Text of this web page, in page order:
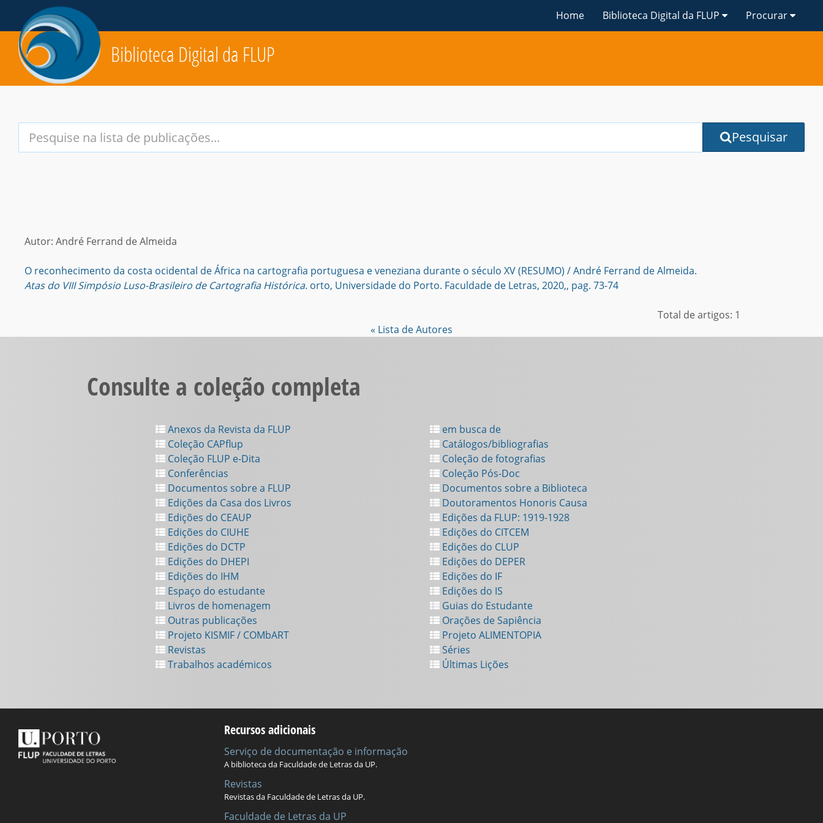
Home Biblioteca Digital da FLUP Procurar
Biblioteca Digital da FLUP
Search
Terms:
Pesquisar
Autor: André Ferrand de Almeida
O reconhecimento da costa ocidental de África na cartografia portuguesa e veneziana durante o século XV (RESUMO) / André Ferrand de Almeida.
Atas do VIII Simpósio Luso-Brasileiro de Cartografia Histórica. orto, Universidade do Porto. Faculdade de Letras, 2020,, pag. 73-74
Total de artigos: 1
« Lista de Autores
Consulte a coleção completa
Anexos da Revista da FLUP
Coleção CAPflup
Coleção FLUP e-Dita
Conferências
Documentos sobre a FLUP
Edições da Casa dos Livros
Edições do CEAUP
Edições do CIUHE
Edições do DCTP
Edições do DHEPI
Edições do IHM
Espaço do estudante
Livros de homenagem
Outras publicações
Projeto KISMIF / COMbART
Revistas
Trabalhos académicos
em busca de
Catálogos/bibliografias
Coleção de fotografias
Coleção Pós-Doc
Documentos sobre a Biblioteca
Doutoramentos Honoris Causa
Edições da FLUP: 1919-1928
Edições do CITCEM
Edições do CLUP
Edições do DEPER
Edições do IF
Edições do IS
Guias do Estudante
Orações de Sapiência
Projeto ALIMENTOPIA
Séries
Últimas Lições
Recursos adicionais
Serviço de documentação e informação
A biblioteca da Faculdade de Letras da UP.
Revistas
Revistas da Faculdade de Letras da UP.
Faculdade de Letras da UP